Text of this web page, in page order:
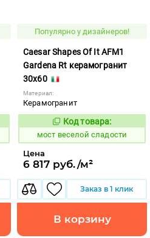
Популярно у дизайнеров!
Caesar Shapes Of It AFM1
Gardena Rt керамогранит
30x60
Материал:
Керамогранит
1016845
Код товара:
мост веселой сладости
Цена
6 817 руб./м²
Заказ в 1 клик
В корзину